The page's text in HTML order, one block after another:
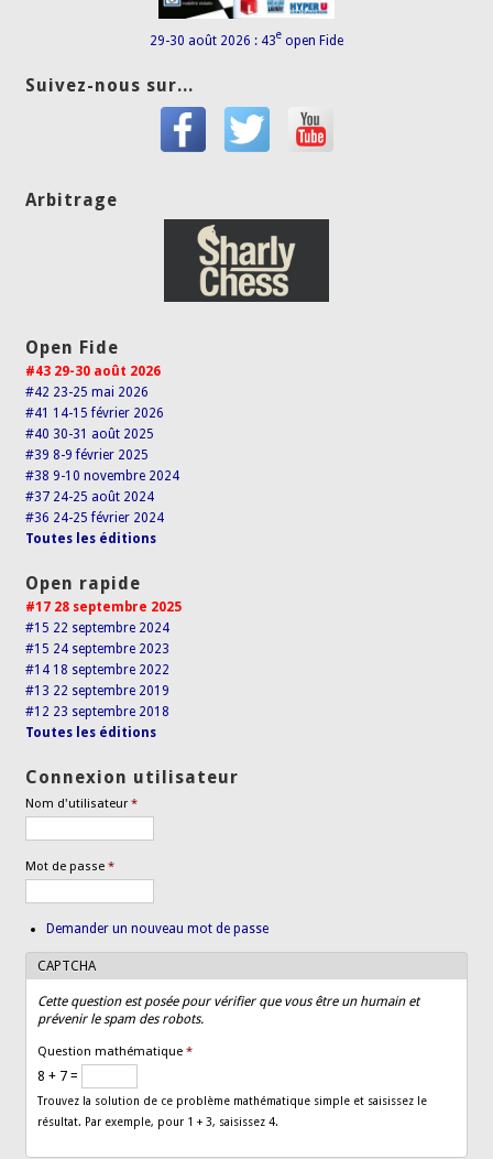
29-30 août 2026 : 43e open Fide
Suivez-nous sur...
Arbitrage
Open Fide
#43 29-30 août 2026
#42 23-25 mai 2026
#41 14-15 février 2026
#40 30-31 août 2025
#39 8-9 février 2025
#38 9-10 novembre 2024
#37 24-25 août 2024
#36 24-25 février 2024
Toutes les éditions
Open rapide
#17 28 septembre 2025
#15 22 septembre 2024
#15 24 septembre 2023
#14 18 septembre 2022
#13 22 septembre 2019
#12 23 septembre 2018
Toutes les éditions
Connexion utilisateur
Nom d'utilisateur*
Mot de passe*
Demander un nouveau mot de passe
CAPTCHA
Cette question est posée pour vérifier que vous être un humain et
prévenir le spam des robots.
Question mathématique*
8 + 7 =
Trouvez la solution de ce problème mathématique simple et saisissez le
résultat. Par exemple, pour 1 + 3, saisissez 4.